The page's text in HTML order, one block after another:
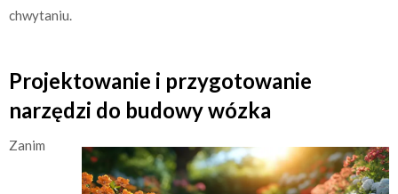
chwytaniu.
Projektowanie i przygotowanie
narzędzi do budowy wózka
Zanim